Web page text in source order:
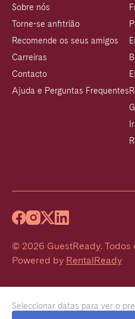
Seleccionar datas para ver o
Sobre nós
Torne-se anfitrião
Recomende os seus amigos
Carreiras
Contacto
Ajuda e Perguntas Frequentes
© 2026 GuestReady. Todos
Powered by RentalReady